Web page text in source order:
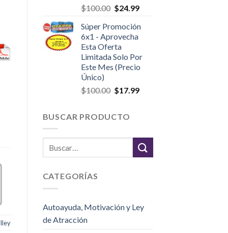
$100.00 $24.99
Súper Promoción
6x1 - Aprovecha
Esta Oferta
Limitada Solo Por
Este Mes (Precio
Único)
$100.00 $17.99
BUSCAR PRODUCTO
CATEGORÍAS
Autoayuda, Motivación y Ley
de Atracción